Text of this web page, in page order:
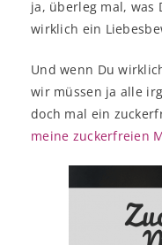
ja, überleg mal, was
wirklich ein
Und wenn Du
wir müssen ja alle
doch mal ein
meine zuckerfreien